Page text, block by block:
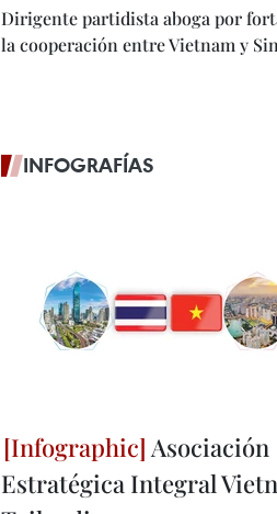
Dirigente partidista aboga por
la cooperación entre Vietnam y
INFOGRAFÍAS
Asociación
Estratégica Integral